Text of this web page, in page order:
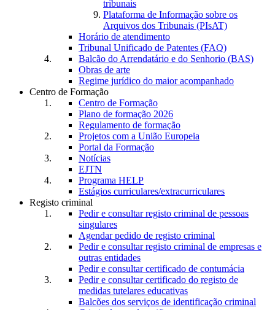
tribunais
Plataforma de Informação sobre os
Arquivos dos Tribunais (PIsAT)
Horário de atendimento
Tribunal Unificado de Patentes (FAQ)
Balcão do Arrendatário e do Senhorio (BAS)
Obras de arte
Regime jurídico do maior acompanhado
Centro de Formação
Centro de Formação
Plano de formação 2026
Regulamento de formação
Projetos com a União Europeia
Portal da Formação
Notícias
EJTN
Programa HELP
Estágios curriculares/extracurriculares
Registo criminal
Pedir e consultar registo criminal de pessoas
singulares
Agendar pedido de registo criminal
Pedir e consultar registo criminal de empresas e
outras entidades
Pedir e consultar certificado de contumácia
Pedir e consultar certificado do registo de
medidas tutelares educativas
Balcões dos serviços de identificação criminal